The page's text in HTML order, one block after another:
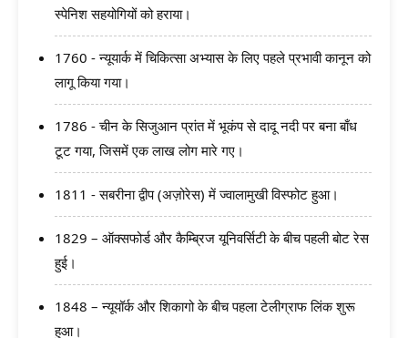
स्पेनिश सहयोगियों को हराया।
1760 - न्यूयार्क में चिकित्सा अभ्यास के लिए पहले प्रभावी कानून को
लागू किया गया।
1786 - चीन के सिजुआन प्रांत में भूकंप से दादू नदी पर बना बाँध
टूट गया, जिसमें एक लाख लोग मारे गए।
1811 - सबरीना द्वीप (अज़ोरेस) में ज्वालामुखी विस्फोट हुआ।
1829 – ऑक्सफोर्ड और कैम्ब्रिज यूनिवर्सिटी के बीच पहली बोट रेस
हुई।
1848 – न्यूयॉर्क और शिकागो के बीच पहला टेलीग्राफ लिंक शुरू
हुआ।